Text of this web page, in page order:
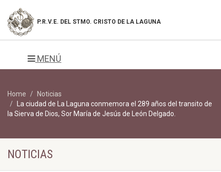
P.R.V.E. DEL STMO. CRISTO DE LA LAGUNA
MENÚ
Home
Noticias
La ciudad de La Laguna conmemora el 289 años del transito de
la Sierva de Dios, Sor María de Jesús de León Delgado.
NOTICIAS